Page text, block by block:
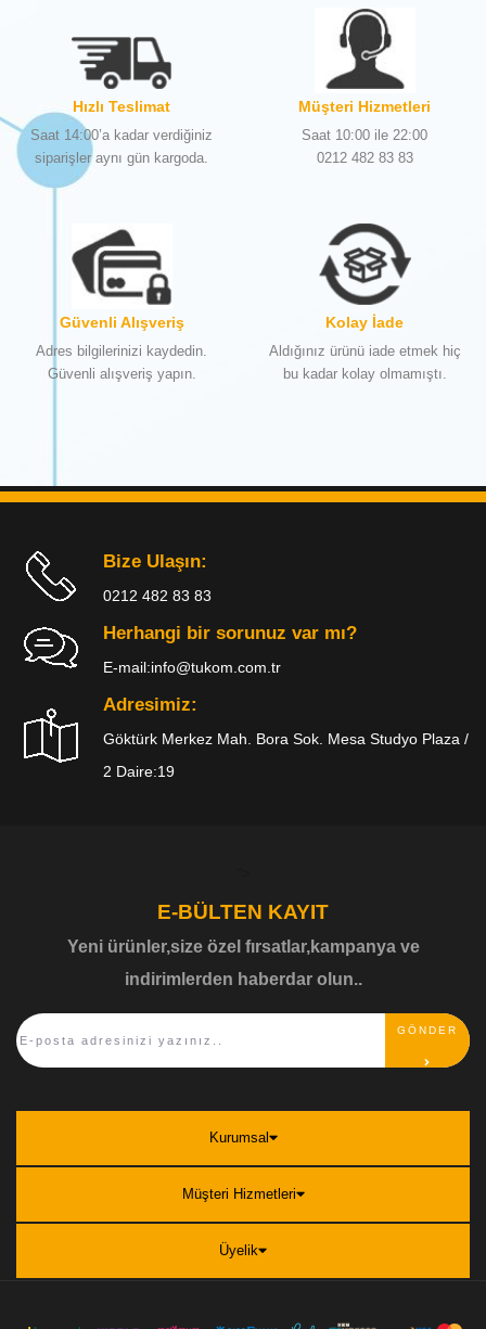
Hızlı Teslimat
Saat 14:00’a kadar verdiğiniz
siparişler aynı gün kargoda.
Müşteri Hizmetleri
Saat 10:00 ile 22:00
0212 482 83 83
Güvenli Alışveriş
Adres bilgilerinizi kaydedin.
Güvenli alışveriş yapın.
Kolay İade
Aldığınız ürünü iade etmek hiç
bu kadar kolay olmamıştı.
Bize Ulaşın:
0212 482 83 83
Herhangi bir sorunuz var mı?
E-mail:info@tukom.com.tr
Adresimiz:
Göktürk Merkez Mah. Bora Sok. Mesa Studyo Plaza /
2 Daire:19
E-BÜLTEN KAYIT
Yeni ürünler,size özel fırsatlar,kampanya ve
indirimlerden haberdar olun..
Kurumsal
Müşteri Hizmetleri
Üyelik